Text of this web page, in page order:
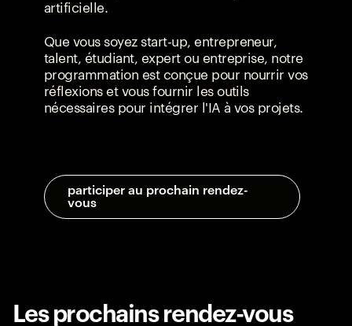
artificielle.
Que vous soyez start-up, entrepreneur,
talent, étudiant, expert ou entreprise, notre
programmation est conçue pour nourrir vos
réflexions et vous fournir les outils
nécessaires pour intégrer l'IA à vos projets.
participer au prochain rendez-
vous
Les prochains rendez-vous